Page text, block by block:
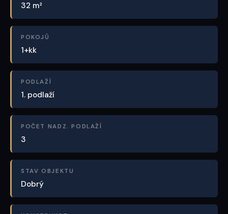
32 m²
POKOJŮ
1+kk
PODLAŽÍ
1. podlaží
POČET NADZ. PODLAŽÍ
3
STAV OBJEKTU
Dobrý